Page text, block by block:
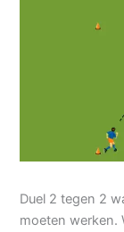
Duel 2 tegen 2
moeten werken.